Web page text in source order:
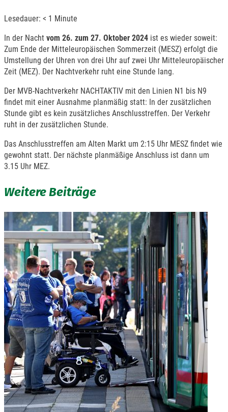
Lesedauer: < 1 Minute
In der Nacht vom 26. zum 27. Oktober 2024 ist es wieder soweit:
Zum Ende der Mitteleuropäischen Sommerzeit (MESZ) erfolgt die
Umstellung der Uhren von drei Uhr auf zwei Uhr Mitteleuropäischer
Zeit (MEZ). Der Nachtverkehr ruht eine Stunde lang.
Der MVB-Nachtverkehr NACHTAKTIV mit den Linien N1 bis N9
findet mit einer Ausnahme planmäßig statt: In der zusätzlichen
Stunde gibt es kein zusätzliches Anschlusstreffen. Der Verkehr
ruht in der zusätzlichen Stunde.
Das Anschlusstreffen am Alten Markt um 2:15 Uhr MESZ findet wie
gewohnt statt. Der nächste planmäßige Anschluss ist dann um
3.15 Uhr MEZ.
Weitere Beiträge